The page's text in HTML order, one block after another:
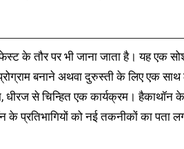
के तौर पर भी जाना जाता है। यह एक
बनाने अथवा दुरुस्ती के लिए एक
धीरज से चिन्हित एक कार्यक्रम। हैकाथॉन
के प्रतिभागियों को नई तकनीकों का पता